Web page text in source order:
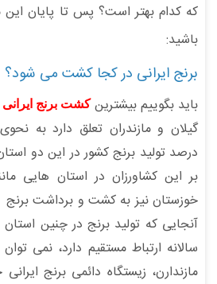
که کدام بهتر است؟ پس تا پایان این
باشید:
برنج ایرانی در کجا کشت می شود؟
باید بگوییم بیشترینکشت برنج ایرانی
گیلان و مازندران تعلق دارد به
درصد تولید برنج کشور در این دو
بر این کشاورزان در استان هایی
خوزستان نیز به کشت و برداشت برنج
آنجایی که تولید برنج در چنین استان
سالانه ارتباط مستقیم دارد، نمی
مازندارن، زیستگاه دائمی برنج